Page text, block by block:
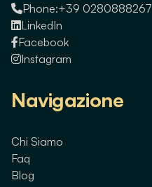
Phone:+39 0280888267
LinkedIn
Facebook
Instagram
Navigazione
Chi Siamo
Faq
Blog